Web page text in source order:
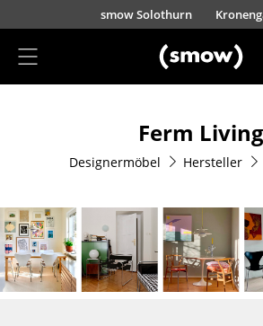
Direkt zum Inhaltsmow Solothurn
Esszimmerstühle
Sofas
Sessel
Loungesessel
Ferm Living
Designermöbel Hersteller